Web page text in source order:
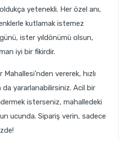
yetenekli. Her özel anı,
kutlamak istemez
ister yıldönümü olsun,
iyi bir fikirdir.
vererek, hızlı
yararlanabilirsiniz. Acil bir
isterseniz, mahalledeki
ucunda. Sipariş verin, sadece